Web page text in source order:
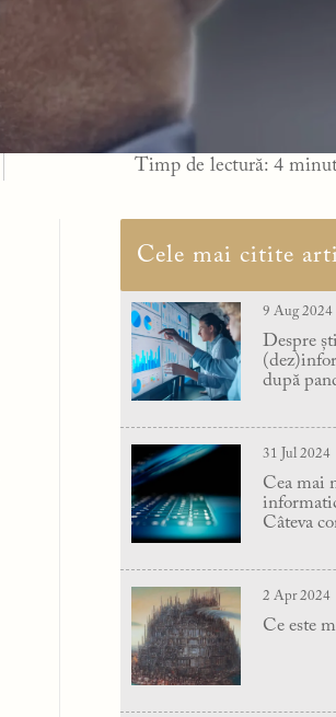
Timp de lectură: 4
Cele mai citite
9 Aug 2024
Despre
după
31 Jul 2024
Cea mai
Câteva
2 Apr 2024
Ce este